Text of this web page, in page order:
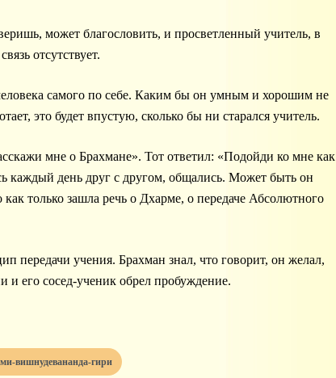
может благословить, и просветленный учитель, в
отсутствует.
самого по себе. Каким бы он умным и хорошим не
это будет впустую, сколько бы ни старался учитель.
мне о Брахмане». Тот ответил: «Подойди ко мне как
каждый день друг с другом, общались. Может быть он
только зашла речь о Дхарме, о передаче Абсолютного
передачи учения. Брахман знал, что говорит, он желал,
и его сосед-ученик обрел пробуждение.
вишнудевананда-гири